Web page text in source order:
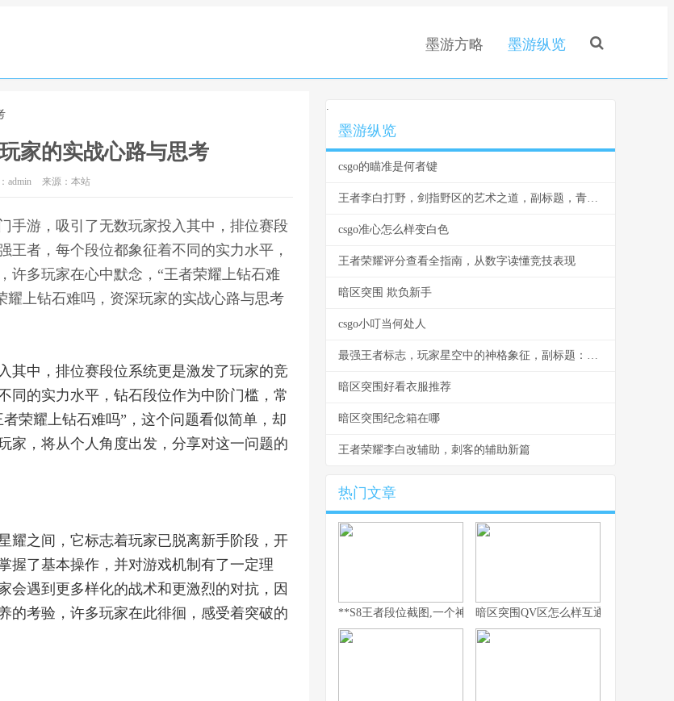
墨游方略 墨游纵览
家的实战心路与思考
admin 来源：本站
手游，吸引了无数玩家投入其中，排位赛段
者，每个段位都象征着不同的实力水平，
许多玩家在心中默念，“王者荣耀上钻石难
上钻石难吗，资深玩家的实战心路与思考
其中，排位赛段位系统更是激发了玩家的竞
同的实力水平，钻石段位作为中阶门槛，常
荣耀上钻石难吗”，这个问题看似简单，却
家，将从个人角度出发，分享对这一问题的
耀之间，它标志着玩家已脱离新手阶段，开
握了基本操作，并对游戏机制有了一定理
会遇到更多样化的战术和更激烈的对抗，因
的考验，许多玩家在此徘徊，感受着突破的
.
墨游纵览
csgo的瞄准是何者键
王者李白打野，剑指野区的艺术之道，副标题，青莲剑歌的节奏与杀戮美学
csgo准心怎么样变白色
王者荣耀评分查看全指南，从数字读懂竞技表现
暗区突围 欺负新手
csgo小叮当何处人
最强王者标志，玩家星空中的神格象征，副标题：一个璀璨神级的印记
暗区突围好看衣服推荐
暗区突围纪念箱在哪
王者荣耀李白改辅助，刺客的辅助新篇
热门文章
**S8王者段位截图,一个神话的永恒见证**
暗区突围QV区怎么样互通